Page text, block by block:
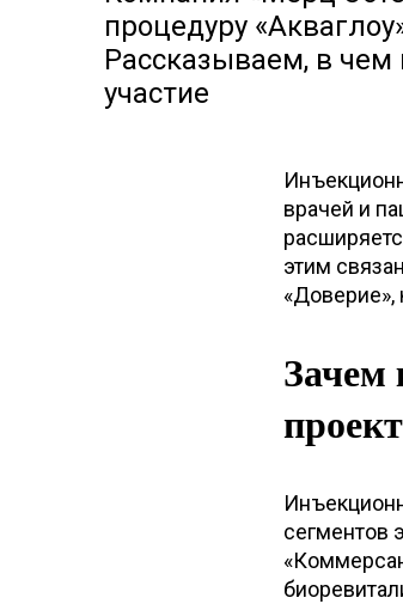
процедуру
Рассказываем, в
участие
врачей и
этим
«Доверие»,
Зачем
сегментов